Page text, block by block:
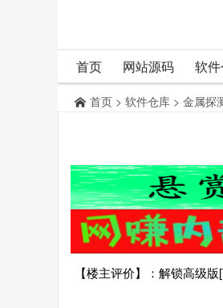
首页 网站源码 软
首页 > 软件仓库 > 金属探
【楼主评价】：解锁高级